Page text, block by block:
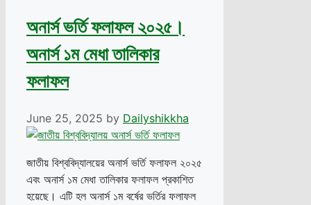
অনার্স ভর্তি ফলাফল ২০২৫।
অনার্স ১ম মেধা তালিকার
ফলাফল
June 25, 2025 by Dailyshikkha
জাতীয় বিশ্ববিদ্যালয়ের অনার্স ভর্তি ফলাফল ২০২৫
এবং অনার্স ১ম মেধা তালিকার ফলাফল প্রকাশিত
হয়েছে। এটি হল অনার্স ১ম বর্ষের ভর্তির ফলাফল